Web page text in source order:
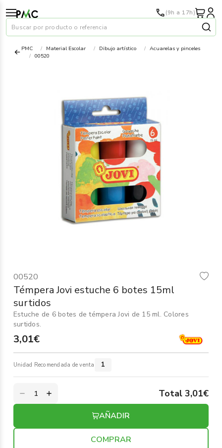
›
Material oficina ›
Audiovisuales ›
Tinta y tóner ›
›
Servicios generales
Seguridad
(9h a 17h)
Buscar por producto o referencia
PMC Material Escolar Dibujo artístico
Acuarelas y pinceles
00520
00520
Témpera Jovi estuche 6 botes 15ml
surtidos
Estuche de 6 botes de témpera Jovi de 15 ml. Colores
surtidos.
3,01€
Unidad Recomendada de venta 1
Total 3,01€
AÑADIR
COMPRAR